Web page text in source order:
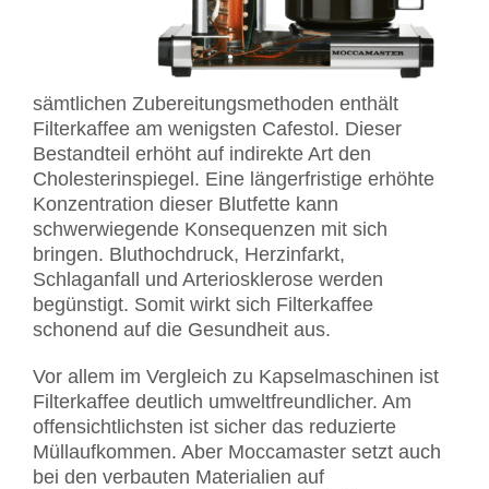
sämtlichen Zubereitungsmethoden enthält
Filterkaffee am wenigsten Cafestol. Dieser
Bestandteil erhöht auf indirekte Art den
Cholesterinspiegel. Eine längerfristige erhöhte
Konzentration dieser Blutfette kann
schwerwiegende Konsequenzen mit sich
bringen. Bluthochdruck, Herzinfarkt,
Schlaganfall und Arteriosklerose werden
begünstigt. Somit wirkt sich Filterkaffee
schonend auf die Gesundheit aus.
Vor allem im Vergleich zu Kapselmaschinen ist
Filterkaffee deutlich umweltfreundlicher. Am
offensichtlichsten ist sicher das reduzierte
Müllaufkommen. Aber Moccamaster setzt auch
bei den verbauten Materialien auf